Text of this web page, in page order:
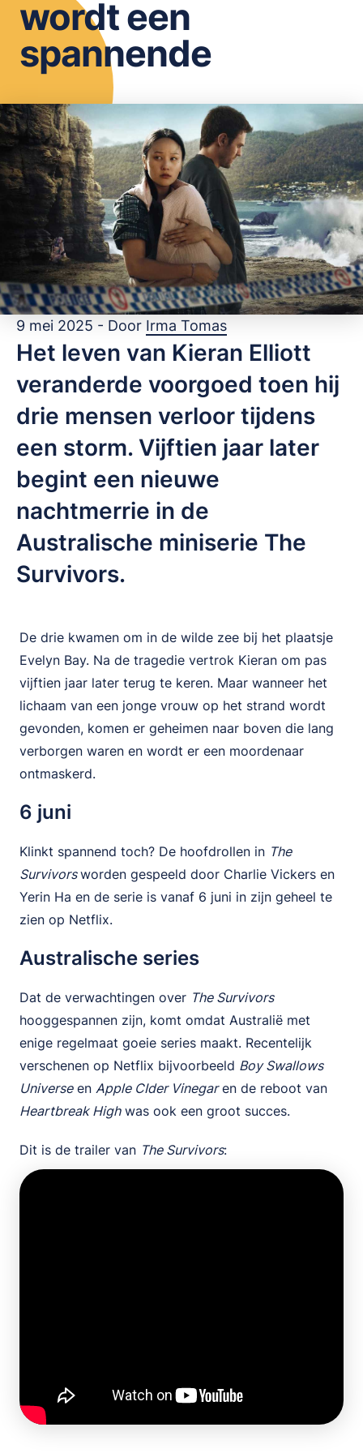
OPSLAAN
wordt een
spannende
9 mei 2025 - Door Irma Tomas
Het leven van Kieran Elliott
veranderde voorgoed toen hij
drie mensen verloor tijdens
een storm. Vijftien jaar later
begint een nieuwe
nachtmerrie in de
Australische miniserie The
Survivors.
De drie kwamen om in de wilde zee bij het plaatsje
Evelyn Bay. Na de tragedie vertrok Kieran om pas
vijftien jaar later terug te keren. Maar wanneer het
lichaam van een jonge vrouw op het strand wordt
gevonden, komen er geheimen naar boven die lang
verborgen waren en wordt er een moordenaar
ontmaskerd.
6 juni
Klinkt spannend toch? De hoofdrollen in The
Survivorsworden gespeeld door Charlie Vickers en
Yerin Ha en de serie is vanaf 6 juni in zijn geheel te
zien op Netflix.
Australische series
Dat de verwachtingen over The Survivors
hooggespannen zijn, komt omdat Australië met
enige regelmaat goeie series maakt. Recentelijk
verschenen op Netflix bijvoorbeeld Boy Swallows
Universeen Apple CIder Vinegaren de reboot van
Heartbreak Highwas ook een groot succes.
Dit is de trailer van The Survivors: